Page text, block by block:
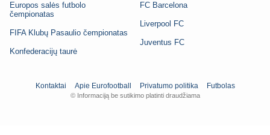
Europos salės futbolo
čempionatas
FIFA Klubų Pasaulio čempionatas
Konfederacijų taurė
FC Barcelona
Liverpool FC
Juventus FC
Kontaktai Apie Eurofootball Privatumo politika Futbolas
© Informaciją be sutikimo platinti draudžiama